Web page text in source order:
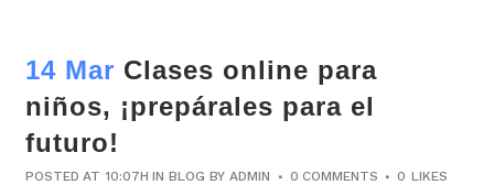
14 Mar Clases online para
niños, ¡prepárales para el
futuro!
POSTED AT 10:07H INBLOG BYADMIN 0 COMMENTS 0 LIKES